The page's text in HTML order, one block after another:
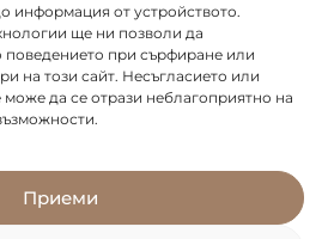
информация от устройството.
ще ни позволи да
поведението при сърфиране или
на този сайт. Несъгласието или
може да се отрази неблагоприятно на
Приеми